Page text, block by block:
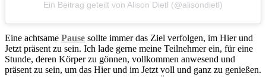
Ein Beitrag geteilt von Alison Dietl (@alisondietl)
Eine achtsame Pause sollte immer das Ziel verfolgen, im Hier und
Jetzt präsent zu sein. Ich lade gerne meine Teilnehmer ein, für eine
Stunde, deren Körper zu gönnen, vollkommen anwesend und
präsent zu sein, um das Hier und im Jetzt voll und ganz zu genießen.